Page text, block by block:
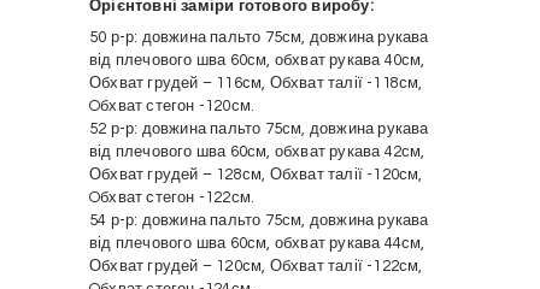
Орієнтовні заміри готового виробу:
50 р-р: довжина пальто 75см, довжина рукава
від плечового шва 60см, обхват рукава 40см,
Обхват грудей – 116см, Обхват талії -118см,
Oбхват стегон -120см.
52 р-р: довжина пальто 75см, довжина рукава
від плечового шва 60см, обхват рукава 42см,
Обхват грудей – 128см, Обхват талії -120см,
Oбхват стегон -122см.
54 р-р: довжина пальто 75см, довжина рукава
від плечового шва 60см, обхват рукава 44см,
Обхват грудей – 120см, Обхват талії -122см,